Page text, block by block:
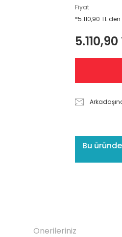
Fiyat
*5.110,90 TL
5.110,90
Bu
Önerileriniz